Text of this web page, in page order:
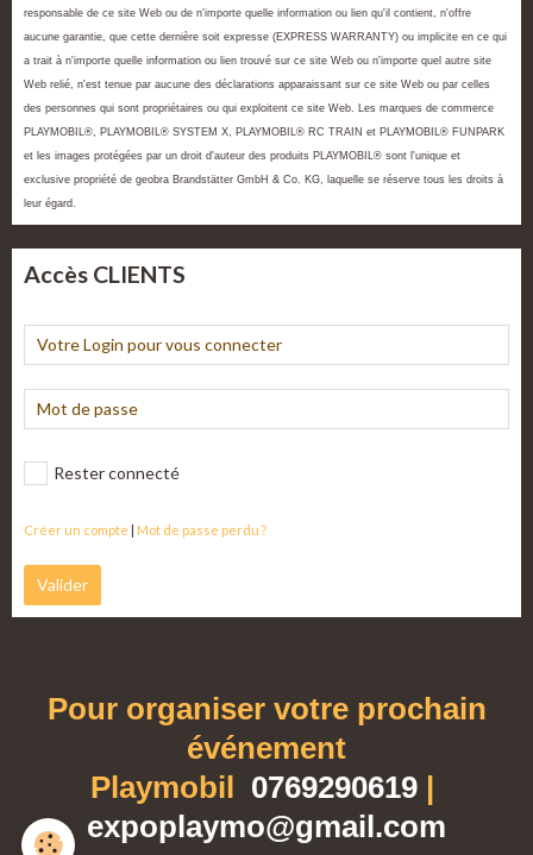
responsable de ce site Web ou de n'importe quelle information ou lien qu'il contient, n'offre
aucune garantie, que cette dernière soit expresse (EXPRESS WARRANTY) ou implicite en ce qui
a trait à n'importe quelle information ou lien trouvé sur ce site Web ou n'importe quel autre site
Web relié, n'est tenue par aucune des déclarations apparaissant sur ce site Web ou par celles
des personnes qui sont propriétaires ou qui exploitent ce site Web. Les marques de commerce
PLAYMOBIL®, PLAYMOBIL® SYSTEM X, PLAYMOBIL® RC TRAIN et PLAYMOBIL® FUNPARK
et les images protégées par un droit d'auteur des produits PLAYMOBIL® sont l'unique et
exclusive propriété de geobra Brandstätter GmbH & Co. KG, laquelle se réserve tous les droits à
leur égard.
Accès CLIENTS
Rester connecté
Créer un compte | Mot de passe perdu ?
Valider
Pour organiser votre prochain
événement
Playmobil 0769290619 |
expoplaymo@gmail.com